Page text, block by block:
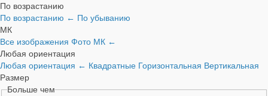
По возрастанию
По возрастанию ← По убыванию
МК
Все изображения Фото МК ←
Любая ориентация
Любая ориентация ← Квадратные Горизонтальная Вертикальная
Размер
Больше чем